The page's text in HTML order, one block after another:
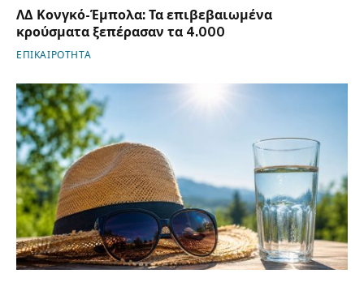
ΛΔ Κονγκό-Έμπολα: Τα επιβεβαιωμένα
κρούσματα ξεπέρασαν τα 4.000
ΕΠΙΚΑΙΡΟΤΗΤΑ